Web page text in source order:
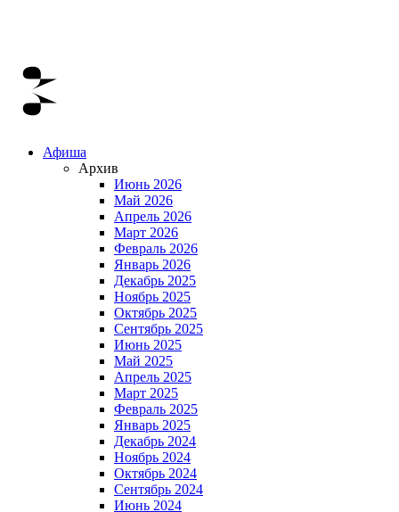
Афиша
Архив
Июнь 2026
Май 2026
Апрель 2026
Март 2026
Февраль 2026
Январь 2026
Декабрь 2025
Ноябрь 2025
Октябрь 2025
Сентябрь 2025
Июнь 2025
Май 2025
Апрель 2025
Март 2025
Февраль 2025
Январь 2025
Декабрь 2024
Ноябрь 2024
Октябрь 2024
Сентябрь 2024
Июнь 2024